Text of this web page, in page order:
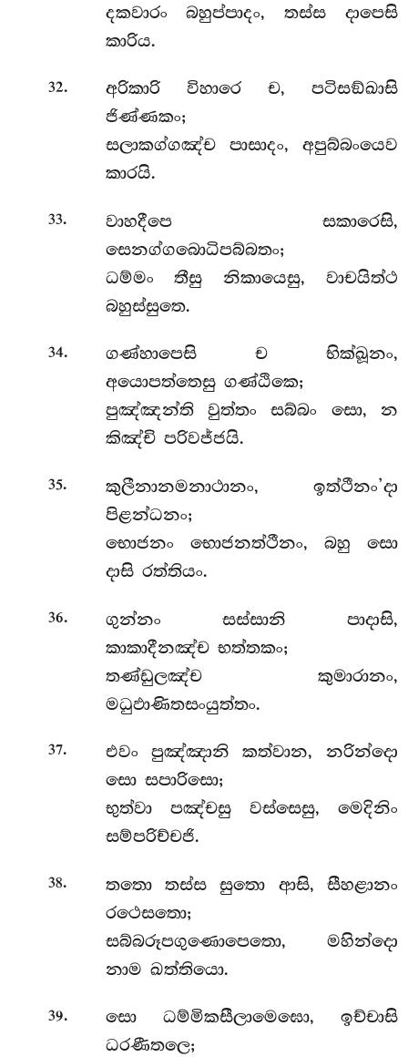
දකවාරං බහුප්පාදං, තස්ස දාපෙසි
කාරිය.
32.
අරිකාරි විහාරෙ ච, පටිසඞ්ඛාසි
ජිණ්ණකං;
සලාකග්ගඤ්ච පාසාදං, අපුබ්බංයෙව
කාරයි.
33.
වාහදීපෙ සකාරෙසි,
සෙනග්ගබොධිපබ්බතං;
ධම්මං තීසු නිකායෙසු, වාචයිත්ථ
බහුස්සුතෙ.
34.
ගණ්හාපෙසි ච භික්ඛූනං,
අයොපත්තෙසු ගණ්ඨිකෙ;
පුඤ්ඤන්ති වුත්තං සබ්බං සො, න
කිඤ්චි පරිවජ්ජයි.
35.
කුලීනානමනාථානං, ඉත්ථීනං’දා
පිළන්ධනං;
භොජනං භොජනත්ථීනං, බහු සො
දාසි රත්තියං.
36.
ගුන්නං සස්සානි පාදාසි,
කාකාදීනඤ්ච භත්තකං;
තණ්ඩුලඤ්ච කුමාරානං,
මධුඵාණිතසංයුත්තං.
37. එවංපුඤ්ඤානි කත්වාන, නරින්දො
සො සපාරිසො;
භුත්වා පඤ්චසු වස්සෙසු, මෙදිනිං
සම්පරිච්චජි.
38.
තතො තස්ස සුතො ආසි, සීහළානං
රථෙසතො;
සබ්බරූපගුණොපෙතො, මහින්දො
නාම ඛත්තියො.
39.
සො ධම්මිකසීලාමෙඝො, ඉච්චාසි
ධරණීතලෙ;